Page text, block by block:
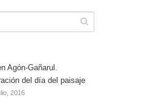
Agón-Gañarul.
del día del paisaje
2016